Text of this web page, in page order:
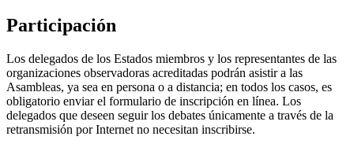
Participación
Los delegados de los Estados miembros y los representantes de las
organizaciones observadoras acreditadas podrán asistir a las
Asambleas, ya sea en persona o a distancia; en todos los casos, es
obligatorio enviar el formulario de inscripción en línea. Los
delegados que deseen seguir los debates únicamente a través de la
retransmisión por Internet no necesitan inscribirse.